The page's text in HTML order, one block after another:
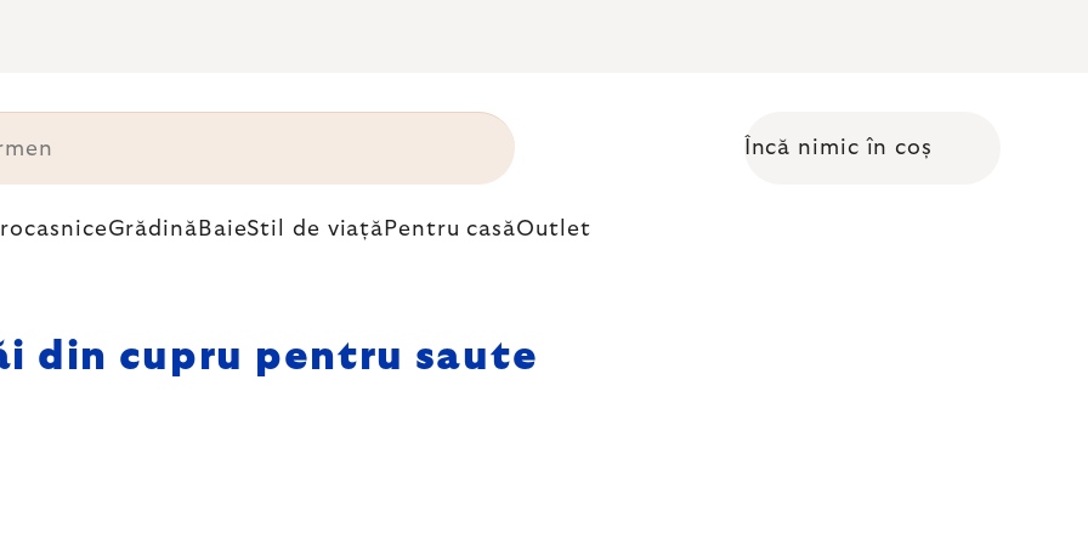
Coş de cumpărături
Încă nimic în coș
Grădină BaieStil de viață Pentru casăOutlet
din cupru pentru saute